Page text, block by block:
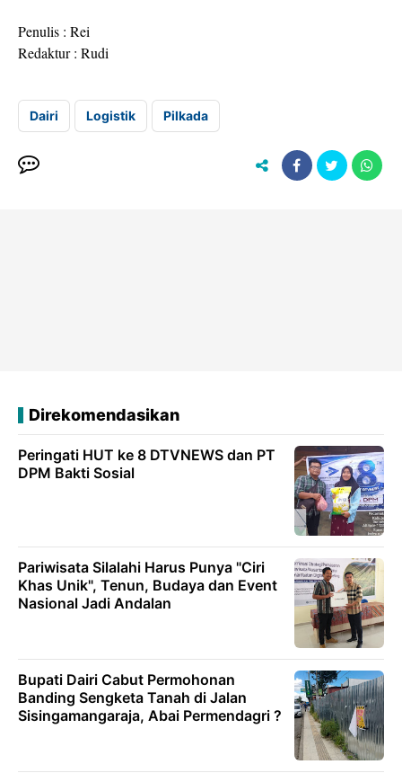
Penulis : Rei
Redaktur : Rudi
Dairi Logistik Pilkada
Direkomendasikan
Peringati HUT ke 8 DTVNEWS dan PT
DPM Bakti Sosial
Pariwisata Silalahi Harus Punya "Ciri
Khas Unik", Tenun, Budaya dan Event
Nasional Jadi Andalan
Bupati Dairi Cabut Permohonan
Banding Sengketa Tanah di Jalan
Sisingamangaraja, Abai Permendagri ?